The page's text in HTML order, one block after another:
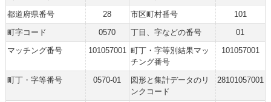
都道府県番号
28 市区町村番号
101
町字コード
0570 丁目、字などの番号
01
マッチング番号
101057001 町丁・字等別結果マッ
チング番号
101057001
町丁・字等番号 0570-01
図形と集計データのリ
ンクコード
28101057001